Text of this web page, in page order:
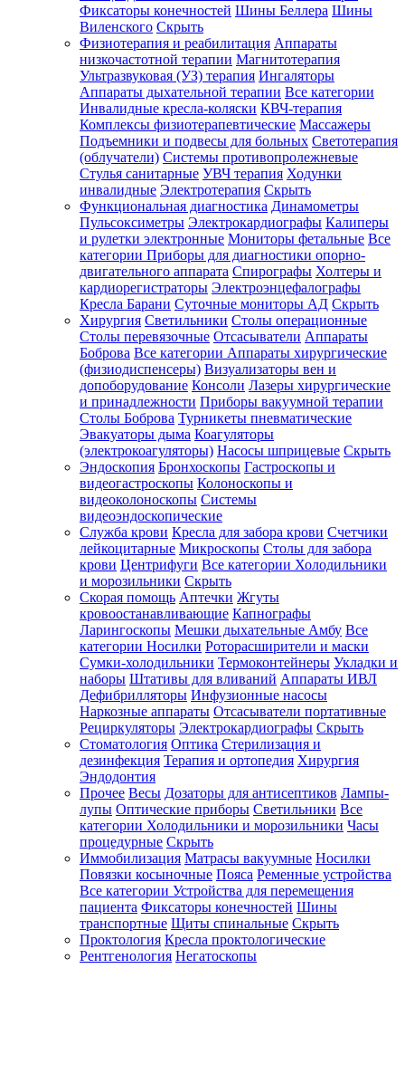
Фиксаторы конечностей Шины Беллера Шины
Виленского Скрыть
Физиотерапия и реабилитация Аппараты
низкочастотной терапии Магнитотерапия
Ультразвуковая (УЗ) терапия Ингаляторы
Аппараты дыхательной терапии Все категории
Инвалидные кресла-коляски КВЧ-терапия
Комплексы физиотерапевтические Массажеры
Подъемники и подвесы для больных Светотерапия
(облучатели) Системы противопролежневые
Стулья санитарные УВЧ терапия Ходунки
инвалидные Электротерапия Скрыть
Функциональная диагностика Динамометры
Пульсоксиметры Электрокардиографы Калиперы
и рулетки электронные Мониторы фетальные Все
категории Приборы для диагностики опорно-
двигательного аппарата Спирографы Холтеры и
кардиорегистраторы Электроэнцефалографы
Кресла Барани Суточные мониторы АД Скрыть
Хирургия Светильники Столы операционные
Столы перевязочные Отсасыватели Аппараты
Боброва Все категории Аппараты хирургические
(физиодиспенсеры) Визуализаторы вен и
допоборудование Консоли Лазеры хирургические
и принадлежности Приборы вакуумной терапии
Столы Боброва Турникеты пневматические
Эвакуаторы дыма Коагуляторы
(электрокоагуляторы) Насосы шприцевые Скрыть
Эндоскопия Бронхоскопы Гастроскопы и
видеогастроскопы Колоноскопы и
видеоколоноскопы Системы
видеоэндоскопические
Служба крови Кресла для забора крови Счетчики
лейкоцитарные Микроскопы Столы для забора
крови Центрифуги Все категории Холодильники
и морозильники Скрыть
Скорая помощь Аптечки Жгуты
кровоостанавливающие Капнографы
Ларингоскопы Мешки дыхательные Амбу Все
категории Носилки Роторасширители и маски
Сумки-холодильники Термоконтейнеры Укладки и
наборы Штативы для вливаний Аппараты ИВЛ
Дефибрилляторы Инфузионные насосы
Наркозные аппараты Отсасыватели портативные
Рециркуляторы Электрокардиографы Скрыть
Стоматология Оптика Стерилизация и
дезинфекция Терапия и ортопедия Хирургия
Эндодонтия
Прочее Весы Дозаторы для антисептиков Лампы-
лупы Оптические приборы Светильники Все
категории Холодильники и морозильники Часы
процедурные Скрыть
Иммобилизация Матрасы вакуумные Носилки
Повязки косыночные Пояса Ременные устройства
Все категории Устройства для перемещения
пациента Фиксаторы конечностей Шины
транспортные Щиты спинальные Скрыть
Проктология Кресла проктологические
Рентгенология Негатоскопы